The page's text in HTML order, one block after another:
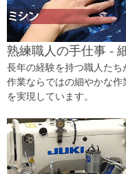
熟練職人の手仕事 -
長年の経験を持つ職人た
作業ならではの細やかな作
を実現しています。